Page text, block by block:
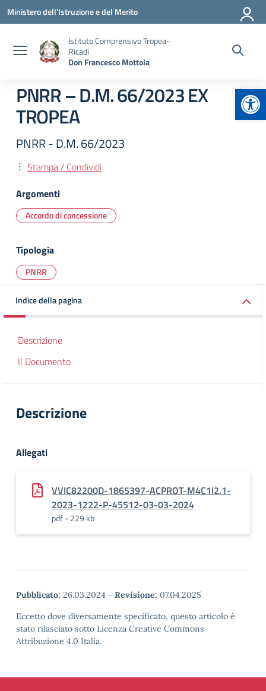
Vai ai contenuti
Vai al menu di navigazione
Vai al footer
Ministero dell'Istruzione e del Merito
Istituto Comprensivo Tropea-
Ricadi
Don Francesco Mottola
PNRR – D.M. 66/2023 EX
TROPEA
PNRR - D.M. 66/2023
Stampa / Condividi
Argomenti
Accordo di concessione
Tipologia
PNRR
Indice della pagina
Descrizione
Il Documento
Descrizione
Allegati
VVIC82200D-1865397-ACPROT-M4C1I2.1-
2023-1222-P-45512-03-03-2024
pdf - 229 kb
Pubblicato: 26.03.2024 - Revisione: 07.04.2025
Eccetto dove diversamente specificato, questo articolo è
stato rilasciato sotto Licenza Creative Commons
Attribuzione 4.0 Italia.